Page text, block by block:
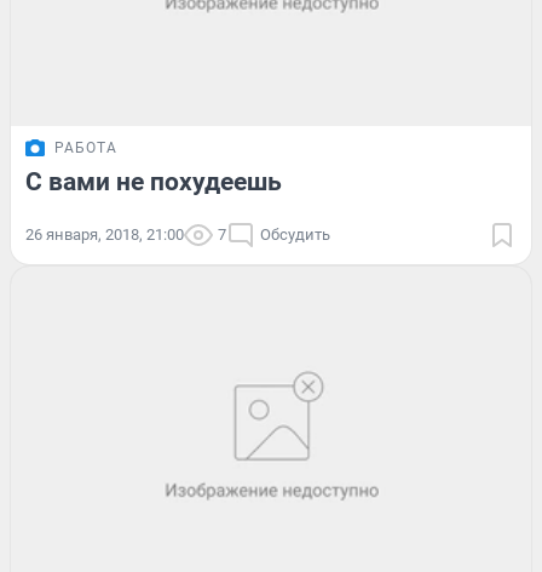
РАБОТА
С вами не похудеешь
26 января, 2018, 21:00 7 Обсудить